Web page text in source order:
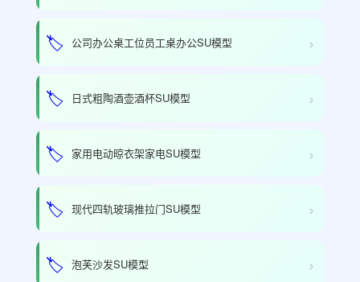
🏷️ 公司办公桌工位员工桌办公SU模型 ›
🏷️ 日式粗陶酒壶酒杯SU模型 ›
🏷️ 家用电动晾衣架家电SU模型 ›
🏷️ 现代四轨玻璃推拉门SU模型 ›
🏷️ 泡芙沙发SU模型 ›